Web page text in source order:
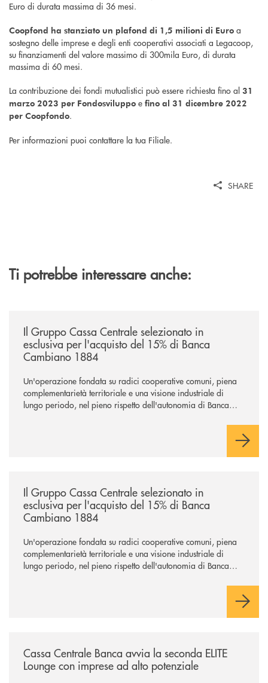
Euro di durata massima di 36 mesi.
Coopfond ha stanziato un plafond di 1,5 milioni di Euro a
sostegno delle imprese e degli enti cooperativi associati a Legacoop,
su finanziamenti del valore massimo di 300mila Euro, di durata
massima di 60 mesi.
La contribuzione dei fondi mutualistici può essere richiesta fino al 31
marzo 2023 per Fondosviluppo e fino al 31 dicembre 2022
per Coopfondo.
Per informazioni puoi contattare la tua Filiale.
SHARE
Ti potrebbe interessare anche:
Il Gruppo Cassa Centrale selezionato in
esclusiva per l'acquisto del 15% di Banca
Cambiano 1884
Un'operazione fondata su radici cooperative comuni, piena
complementarietà territoriale e una visione industriale di
lungo periodo, nel pieno rispetto dell'autonomia di Banca
negoziazione esclusiva per la finalizzazione dell’operazione.
Il Gruppo Cassa Centrale selezionato in
esclusiva per l'acquisto del 15% di Banca
Cambiano 1884
Un'operazione fondata su radici cooperative comuni, piena
complementarietà territoriale e una visione industriale di
lungo periodo, nel pieno rispetto dell'autonomia di Banca
negoziazione esclusiva per la finalizzazione dell’operazione.
Cassa Centrale Banca avvia la seconda ELITE
Lounge con imprese ad alto potenziale